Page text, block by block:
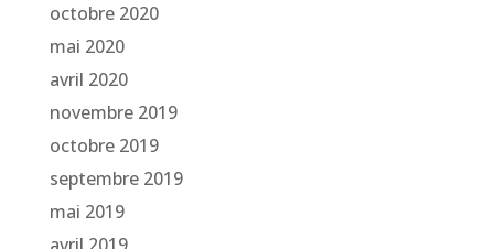
octobre 2020
mai 2020
avril 2020
novembre 2019
octobre 2019
septembre 2019
mai 2019